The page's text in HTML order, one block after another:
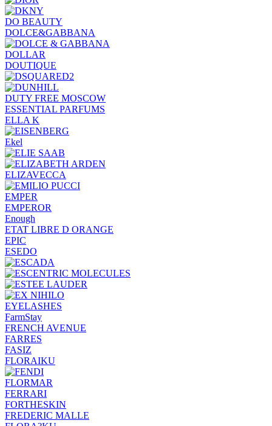
DO BEAUTY
DOLCE&GABBANA
DOLLAR
DOUTIQUE
DUTY FREE MOSCOW
ESSENTIAL PARFUMS
ELLA K
Ekel
ELIZAVECCA
EMPER
EMPEROR
Enough
ETAT LIBRE D ORANGE
EPIC
ESEDO
EYELASHES
FarmStay
FRENCH AVENUE
FARRES
FASIZ
FLORAIKU
FLORMAR
FERRARI
FORTHESKIN
FREDERIC MALLE